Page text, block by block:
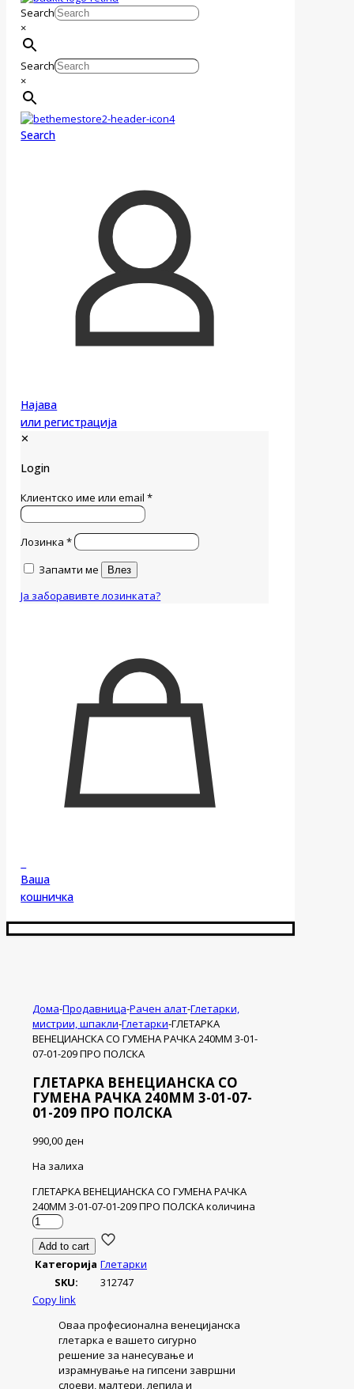
Search
×
Search
×
Search
Најава
или регистрација
✕
Login
Клиентско име или email*
Лозинка*
Запамти ме
Влез
Ја заборавивте лозинката?
Ваша
кошничка
Дома-Продавница-Рачен алат-Глетарки,
мистрии, шпакли-Глетарки-ГЛЕТАРКА
ВЕНЕЦИАНСКА СО ГУМЕНА РАЧКА 240ММ 3-01-
07-01-209 ПРО ПОЛСКА
ГЛЕТАРКА ВЕНЕЦИАНСКА СО
ГУМЕНА РАЧКА 240ММ 3-01-07-
01-209 ПРО ПОЛСКА
990,00ден
На залиха
ГЛЕТАРКА ВЕНЕЦИАНСКА СО ГУМЕНА РАЧКА
240ММ 3-01-07-01-209 ПРО ПОЛСКА количина
Add to cart
Категорија Глетарки
SKU:
312747
Copy link
Оваа професионална венецијанска
глетарка е вашето сигурно
решение за нанесување и
израмнување на гипсени завршни
слоеви, малтери, лепила и